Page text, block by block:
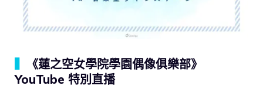
《蓮之空女學院學園偶像俱樂部》
YouTube 特別直播